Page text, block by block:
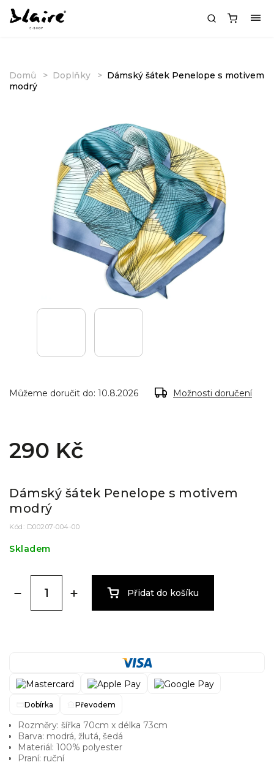
Domů Doplňky
Dámský šátek Penelope s motivem
modrý
Můžeme doručit do: 10.8.2026 Možnosti doručení
290 Kč
Dámský šátek Penelope s motivem
modrý
Kód: D00207-004-00
Skladem
Přidat do košíku
Dobírka Převodem
Rozměry: šířka 70cm x délka 73cm
Barva: modrá, žlutá, šedá
Materiál: 100% polyester
Praní: ruční